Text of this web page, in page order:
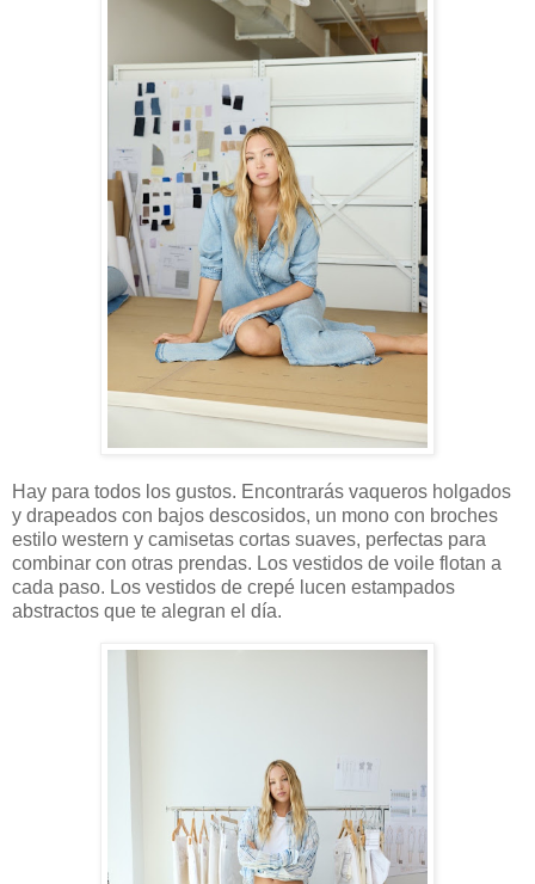
Hay para todos los gustos. Encontrarás vaqueros holgados
y drapeados con bajos descosidos, un mono con broches
estilo western y camisetas cortas suaves, perfectas para
combinar con otras prendas. Los vestidos de voile flotan a
cada paso. Los vestidos de crepé lucen estampados
abstractos que te alegran el día.